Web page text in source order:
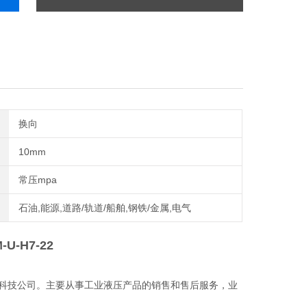
换向
10mm
常压mpa
石油,能源,道路/轨道/船舶,钢铁/金属,电气
U-H7-22
技公司。主要从事工业液压产品的销售和售后服务，业